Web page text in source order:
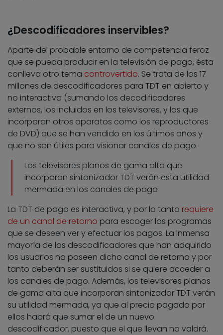
¿Descodificadores inservibles?
Aparte del probable entorno de competencia feroz
que se pueda producir en la televisión de pago, ésta
conlleva otro tema controvertido. Se trata de los 17
millones de descodificadores para TDT en abierto y
no interactiva (sumando los decodificadores
externos, los incluidos en los televisores, y los que
incorporan otros aparatos como los reproductores
de DVD) que se han vendido en los últimos años y
que no son útiles para visionar canales de pago.
Los televisores planos de gama alta que
incorporan sintonizador TDT verán esta utilidad
mermada en los canales de pago
La TDT de pago es interactiva, y por lo tanto requiere
de un canal de retorno para escoger los programas
que se deseen ver y efectuar los pagos. La inmensa
mayoría de los descodificadores que han adquirido
los usuarios no poseen dicho canal de retorno y por
tanto deberán ser sustituidos si se quiere acceder a
los canales de pago. Además, los televisores planos
de gama alta que incorporan sintonizador TDT verán
su utilidad mermada, ya que al precio pagado por
ellos habrá que sumar el de un nuevo
descodificador, puesto que el que llevan no valdrá.